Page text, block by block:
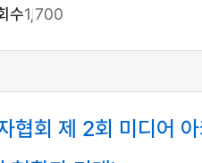
수1,700
협회 제 2회 미디어